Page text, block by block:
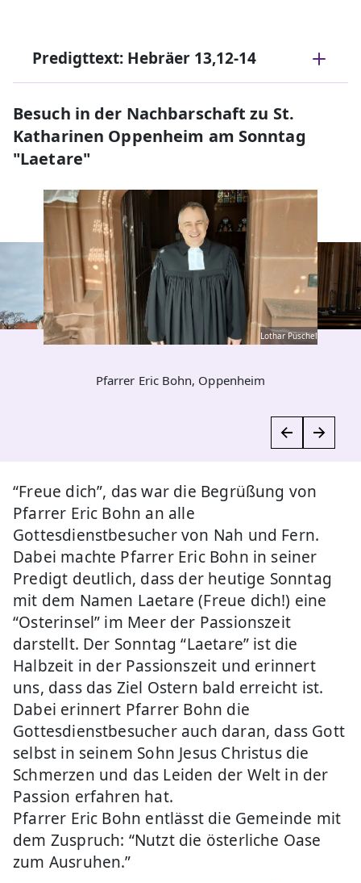
Predigttext: Hebräer 13,12-14
Besuch in der Nachbarschaft zu St.
Katharinen Oppenheim am Sonntag
"Laetare"
Lothar Püschel
Pfarrer Eric Bohn, Oppenheim
“Freue dich”, das war die Begrüßung von
Pfarrer Eric Bohn an alle
Gottesdienstbesucher von Nah und Fern.
Dabei machte Pfarrer Eric Bohn in seiner
Predigt deutlich, dass der heutige Sonntag
mit dem Namen Laetare (Freue dich!) eine
“Osterinsel” im Meer der Passionszeit
darstellt. Der Sonntag “Laetare” ist die
Halbzeit in der Passionszeit und erinnert
uns, dass das Ziel Ostern bald erreicht ist.
Dabei erinnert Pfarrer Bohn die
Gottesdienstbesucher auch daran, dass Gott
selbst in seinem Sohn Jesus Christus die
Schmerzen und das Leiden der Welt in der
Passion erfahren hat.
Pfarrer Eric Bohn entlässt die Gemeinde mit
dem Zuspruch: “Nutzt die österliche Oase
zum Ausruhen.”